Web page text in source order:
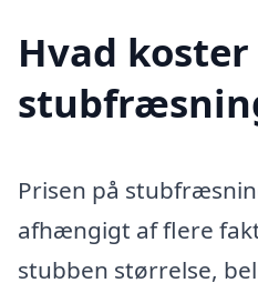
Hvad koster
Prisen på
afhængigt af flere
stubben størrelse,